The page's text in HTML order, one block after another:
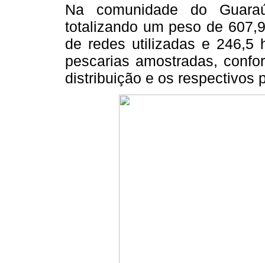
Na comunidade do
totalizando um peso de
de redes utilizadas e 246,5
pescarias amostradas,
distribuição e os respectivos